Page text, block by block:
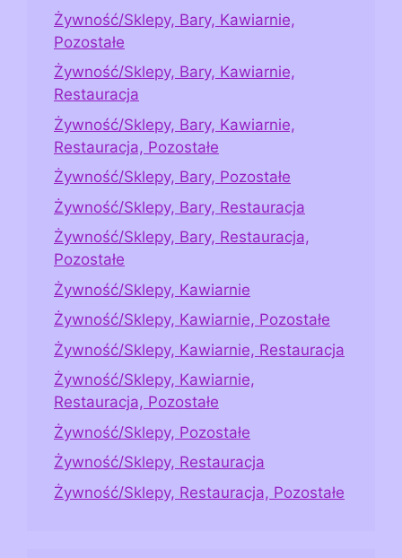
Żywność/Sklepy, Bary, Kawiarnie,
Pozostałe
Żywność/Sklepy, Bary, Kawiarnie,
Restauracja
Żywność/Sklepy, Bary, Kawiarnie,
Restauracja, Pozostałe
Żywność/Sklepy, Bary, Pozostałe
Żywność/Sklepy, Bary, Restauracja
Żywność/Sklepy, Bary, Restauracja,
Pozostałe
Żywność/Sklepy, Kawiarnie
Żywność/Sklepy, Kawiarnie, Pozostałe
Żywność/Sklepy, Kawiarnie, Restauracja
Żywność/Sklepy, Kawiarnie,
Restauracja, Pozostałe
Żywność/Sklepy, Pozostałe
Żywność/Sklepy, Restauracja
Żywność/Sklepy, Restauracja, Pozostałe